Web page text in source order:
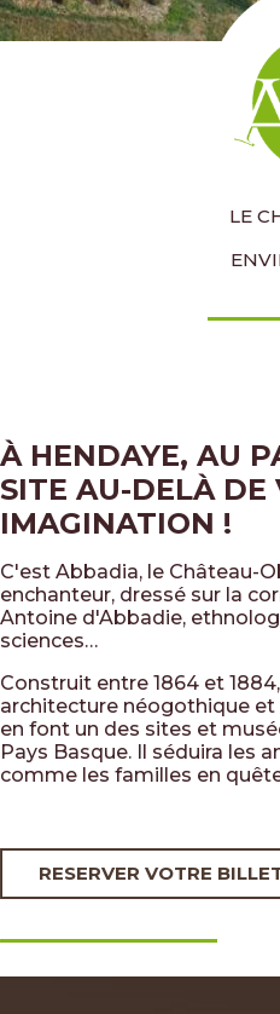
LE
À HENDAYE, AU
SITE AU-DELÀ DE
IMAGINATION !
C'est Abbadia, le Château-
enchanteur, dressé sur la
Antoine d'Abbadie,
sciences…
Construit entre 1864 et
architecture néogothique
en font un des sites et
Pays Basque. Il séduira les
comme les familles en
RESERVER VOTRE